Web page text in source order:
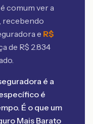
é comum ver a
recebendo
e R$
de R$ 2.834
é a
é
É o que um
Mais Barato